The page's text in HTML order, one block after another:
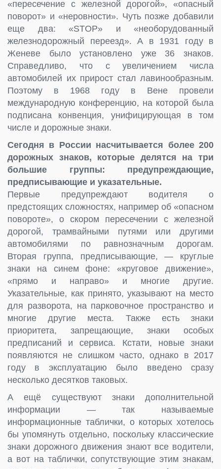
«пересечение с железной дорогой», «опасный
поворот» и «неровности». Чуть позже добавили
еще два: «STOP» и «необорудованный
железнодорожный переезд». А в 1931 году в
Женеве было установлено уже 36 знаков.
Справедливо, что с увеличением числа
автомобилей их прирост стал лавинообразным.
Поэтому в 1968 году в Вене провели
международную конференцию, на которой была
подписана конвенция, унифицирующая в том
числе и дорожные знаки.
Сегодня в России насчитывается более 200
дорожных знаков, которые делятся на три
большие группы: предупреждающие,
предписывающие и указательные.
Первые предупреждают водителя о
предстоящих сложностях, например об «опасном
повороте», о скором пересечении с железной
дорогой, трамвайными путями или другими
автомобилями по равнозначным дорогам.
Вторая группа, предписывающие, — круглые
знаки на синем фоне: «круговое движение»,
«прямо и направо» и многие другие.
Указательные, как принято, указывают на место
для разворота, на парковочное пространство и
многие другие места. Также есть знаки
приоритета, запрещающие, знаки особых
предписаний и сервиса. Кстати, новые знаки
появляются не слишком часто, однако в 2017
году в эксплуатацию было введено сразу
несколько десятков таковых.
А ещё существуют знаки дополнительной
информации — так называемые
информационные таблички, о которых хотелось
бы упомянуть отдельно, поскольку классические
знаки дорожного движения знают все водители,
а вот на таблички, сопутствующие этим знакам,